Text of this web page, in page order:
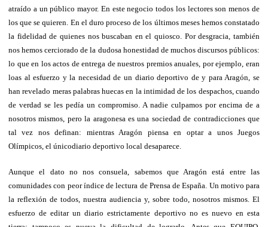
atraído a un público mayor. En este negocio todos los lectores son menos de
los que se quieren. En el duro proceso de los últimos meses hemos constatado
la fidelidad de quienes nos buscaban en el quiosco. Por desgracia, también
nos hemos cerciorado de la dudosa honestidad de muchos discursos públicos:
lo que en los actos de entrega de nuestros premios anuales, por ejemplo, eran
loas al esfuerzo y la necesidad de un diario deportivo de y para Aragón, se
han revelado meras palabras huecas en la intimidad de los despachos, cuando
de verdad se les pedía un compromiso. A nadie culpamos por encima de a
nosotros mismos, pero la aragonesa es una sociedad de contradicciones que
tal vez nos definan: mientras Aragón piensa en optar a unos Juegos
Olímpicos, el únicodiario deportivo local desaparece.
Aunque el dato no nos consuela, sabemos que Aragón está entre las
comunidades con peor índice de lectura de Prensa de España. Un motivo para
la reflexión de todos, nuestra audiencia y, sobre todo, nosotros mismos. El
esfuerzo de editar un diario estrictamente deportivo no es nuevo en esta